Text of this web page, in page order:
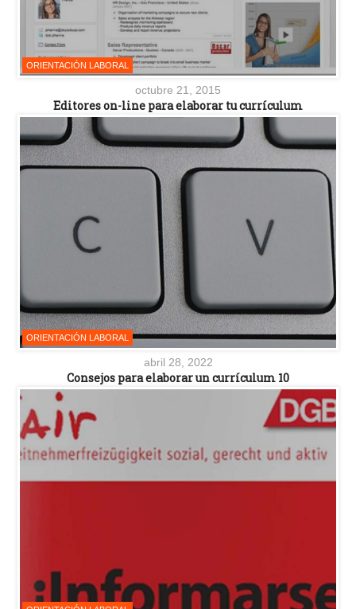
ORIENTACIÓN LABORAL
octubre 21, 2015
Editores on-line para elaborar tu currículum
ORIENTACIÓN LABORAL
abril 28, 2022
Consejos para elaborar un currículum 10